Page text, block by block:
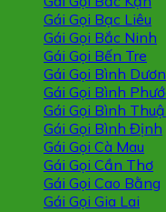
Gái Gọi Bạc Liêu
Gái Gọi Bắc Ninh
Gái Gọi Bến Tre
Gái Gọi Bình
Gái Gọi Bình
Gái Gọi Bình
Gái Gọi Bình Định
Gái Gọi Cà Mau
Gái Gọi Cần Thơ
Gái Gọi Cao Bằng
Gái Gọi Gia Lai